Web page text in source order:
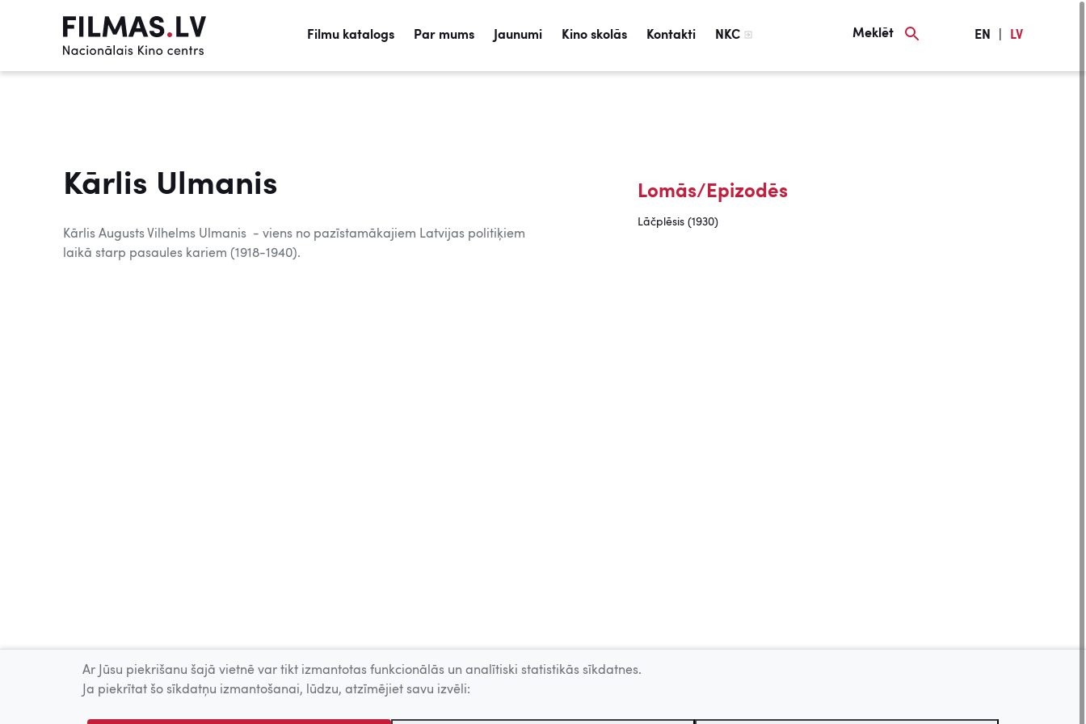
Filmu katalogs Par mums Jaunumi Kino skolās Kontakti NKC Meklēt EN LV
Kārlis Ulmanis
Kārlis Augusts Vilhelms Ulmanis - viens no pazīstamākajiem Latvijas politiķiem
laikā starp pasaules kariem (1918-1940).
Lomās/Epizodēs
Lāčplēsis (1930)
Ar Jūsu piekrišanu šajā vietnē var tikt izmantotas funkcionālās un analītiski statistikās sīkdatnes.
Ja piekrītat šo sīkdatņu izmantošanai, lūdzu, atzīmējiet savu izvēli: